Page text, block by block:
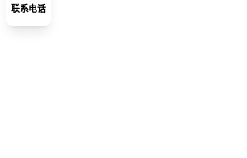
联系电话